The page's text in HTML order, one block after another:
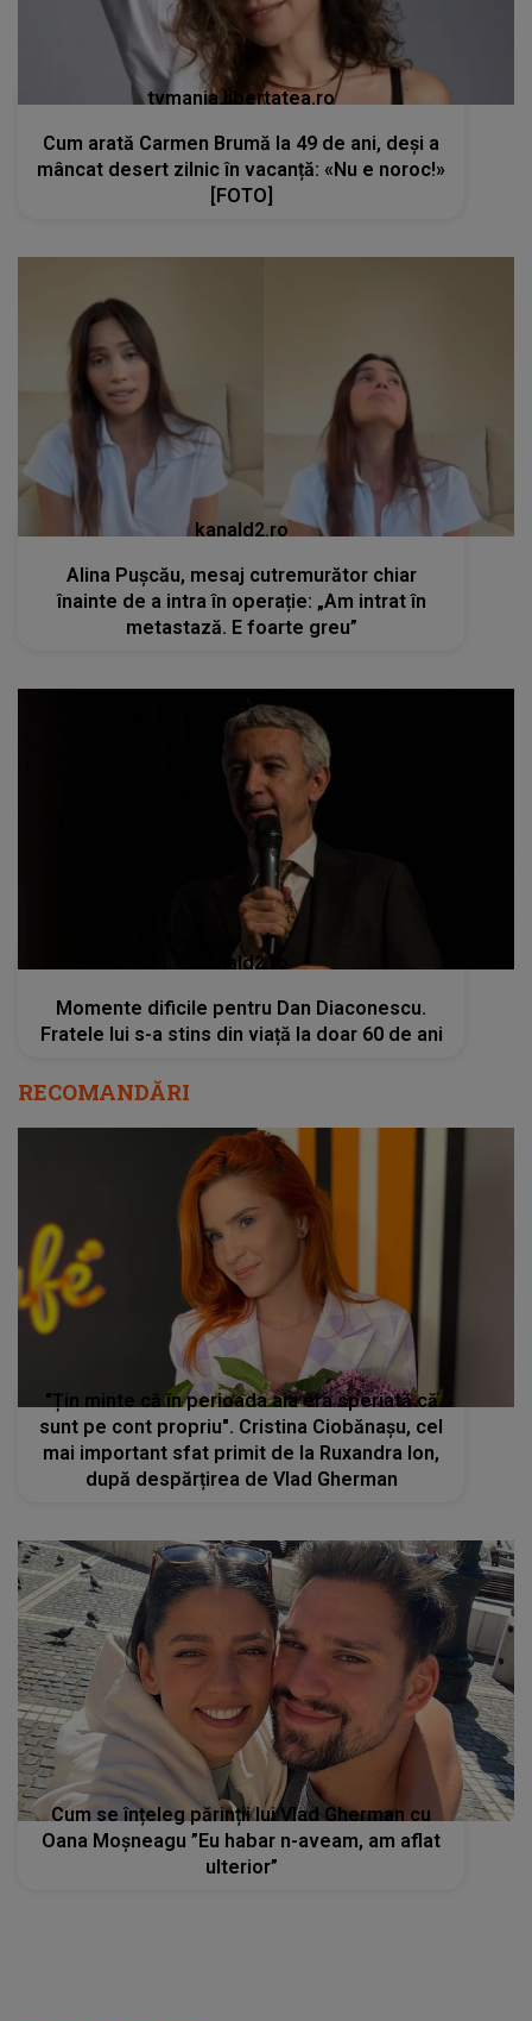
tvmania.libertatea.ro
Cum arată Carmen Brumă la 49 de ani, deși a
mâncat desert zilnic în vacanță: «Nu e noroc!»
[FOTO]
kanald2.ro
Alina Pușcău, mesaj cutremurător chiar
înainte de a intra în operație: „Am intrat în
metastază. E foarte greu”
kanald2.ro
Momente dificile pentru Dan Diaconescu.
Fratele lui s-a stins din viață la doar 60 de ani
RECOMANDĂRI
"Țin minte că în perioada aia era speriată că
sunt pe cont propriu". Cristina Ciobănașu, cel
mai important sfat primit de la Ruxandra Ion,
după despărțirea de Vlad Gherman
Cum se înțeleg părinții lui Vlad Gherman cu
Oana Moșneagu ”Eu habar n-aveam, am aflat
ulterior”